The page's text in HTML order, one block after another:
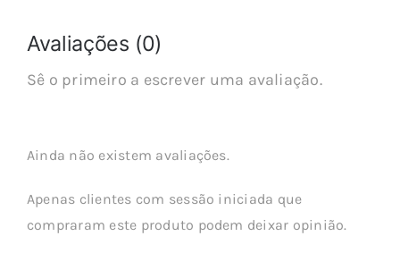
Avaliações (0)
Sê o primeiro a escrever uma avaliação.
Ainda não existem avaliações.
Apenas clientes com sessão iniciada que
compraram este produto podem deixar opinião.